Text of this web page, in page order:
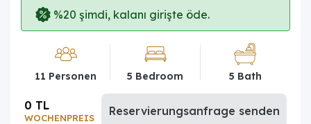
%20 şimdi, kalanı girişte öde.
11 Personen 5 Bedroom 5 Bath
WOCHENPREIS
0 TL Reservierungsanfrage senden